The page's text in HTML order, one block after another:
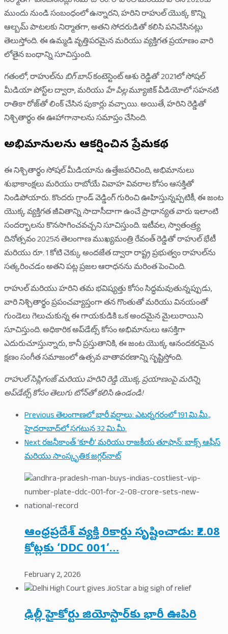
ముందు నుండి సంబంధంలో ఉన్నారని, హరిని రాహుల్ యొక్క కొన్ని
ఆల్బమ్ పాటలకు నిర్మాతగా, అతని సోదరుడితో కలిసి పనిచేసినట్లు
తెలుస్తోంది. ఈ ఉమ్మడి వృత్తిపరమైన మరియు వ్యక్తిగత ప్రయాణం వారి
లోతైన బంధాన్ని సూచిస్తుంది.
గతంలో, రాహుల్‌నుబిగ్ బాస్కంటెస్టెంట్ ఆశు రెడ్డితో 2021లో సోషల్
మీడియా పోస్ట్‌ల ద్వారా, మరియుహే పిల్లమ్యూజిక్ వీడియోలో సహనటి
రాతికా రోజ్‌తో లింక్ చేసిన పుకార్లు వచ్చాయి. అయితే, హరిని రెడ్డితో
నిశ్చితార్థం ఈ ఊహాగానాలను సమాప్తం చేసింది.
అభిమానులను ఆకర్షించిన ప్రేమకథ
ఈ నిశ్చితార్థం సోషల్ మీడియాను ఉత్తేజపరిచింది, అభిమానులు
శుభాకాంక్షలు మరియు రాబోయే వివాహ వివరాల కోసం ఆసక్తితో
నిండిపోయారు. కొందరు గ్రాండ్ వెడ్డింగ్ గురించి ఊహిస్తున్నప్పటికీ, ఈ జంట
యొక్క వ్యక్తిగత జీవితాన్ని సాదాసీదాగా ఉంచే ప్రాధాన్యత వారు ఇలాంటి
సందర్భాలను కొనసాగించవచ్చని సూచిస్తుంది. ఇటీవల, స్వాతంత్ర్య
దినోత్సవం 2025న తెలంగాణ ముఖ్యమంత్రి రేవంత్ రెడ్డితో రాహుల్ భేటీ
మరియు రూ. 1 కోటి చెక్కు అందజేత ద్వారా రాష్ట్ర ప్రభుత్వం రాహుల్‌ను
సత్కరించడం అతని పట్ల ప్రజల ఆరాధనను మరింత పెంచింది.
రాహుల్ మరియు హరిని తమ భవిష్యత్తు కోసం సిద్ధమవుతున్నప్పుడు,
వారి నిశ్చితార్థం ప్రపంచవ్యాప్తంగా తన గొంతుతో మరియు వినయంతో
గుండెలు గెలుచుకున్న ఈ గాయకుడికి ఒక అందమైన మైలురాయిని
సూచిస్తుంది. అధికారిక అప్‌డేట్స్ కోసం అభిమానులు ఆసక్తిగా
ఎదురుచూస్తున్నారు, కానీ ప్రస్తుతానికి, ఈ జంట యొక్క ఆనందకరమైన
క్షణం సంగీత సమాజంలో ఉత్సవ వాతావరణాన్ని సృష్టిస్తోంది.
రాహుల్ సిప్లిగంజ్ మరియు హరిని రెడ్డి యొక్క ప్రయాణంపై మరిన్ని
అప్‌డేట్స్ కోసం తెలుగు టోన్‌తో కలిసి ఉండండి!
Previousతెలంగాణలో భారీ వర్షాలు: ఎటర్నగరంలో 191 మి.మీ.,
హైదరాబాద్‌లో సగటున 32 మి.మీ.
Nextరజనీకాంత్ ‘కూలీ’ మరియు రాజకీయ తూఫాన్: బాక్స్ ఆఫీస్
మరియు సాంస్కృతిక జగ్గర్‌నాట్
ఆంధ్రప్రదేశ్ వ్యక్తి రికార్డు సృష్టించాడు: ₹2.08
కోట్లకు ‘DDC 001’…
February 2, 2026
ఢిల్లీ హైకోర్టు జియోస్టార్‌కు భారీ ఊపిరి